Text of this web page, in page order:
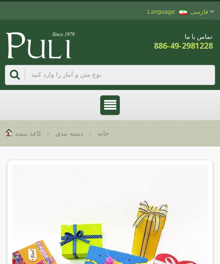
فارسی
تماس با ما
886-49-2981228
خانه دسته بندی کاغذ ممتد